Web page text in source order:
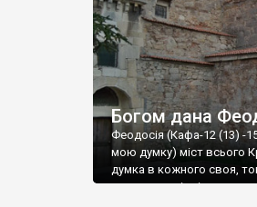
Богом дана
Феодосія (Кафа-12 (13) -
мою думку) міст всього
думка в кожного своя,
запрошую відвідати це